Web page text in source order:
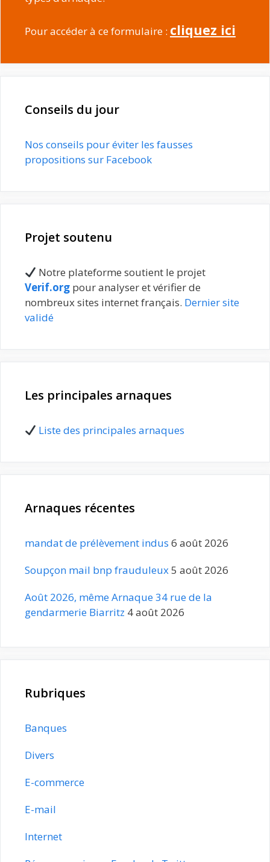
Pour accéder à ce formulaire : cliquez ici
Conseils du jour
Nos conseils pour éviter les fausses
propositions sur Facebook
Projet soutenu
Notre plateforme soutient le projet
Verif.org pour analyser et vérifier de
nombreux sites internet français. Dernier site
validé
Les principales arnaques
Liste des principales arnaques
Arnaques récentes
mandat de prélèvement indus 6 août 2026
Soupçon mail bnp frauduleux5 août 2026
Août 2026, même Arnaque 34 rue de la
gendarmerie Biarritz 4 août 2026
Rubriques
Banques
Divers
E-commerce
E-mail
Internet